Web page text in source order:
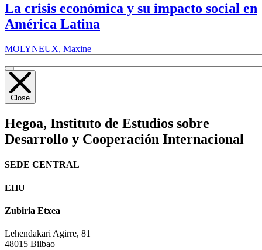
La crisis económica y su impacto social en
América Latina
MOLYNEUX, Maxine
Close
Hegoa, Instituto de Estudios sobre
Desarrollo y Cooperación Internacional
SEDE CENTRAL
EHU
Zubiria Etxea
Lehendakari Agirre, 81
48015 Bilbao